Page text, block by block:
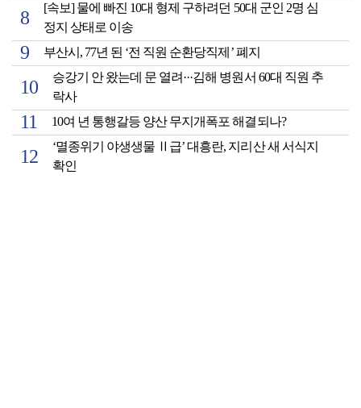
[속보] 물에 빠진 10대 형제 구하려던 50대 군인 2명 심
정지 상태로 이송
부산시, 77년 된 ‘전 직원 순환당직제’ 폐지
승강기 안 왔는데 문 열려···김해 병원서 60대 직원 추
락사
10여 년 통행갈등 양산 무지개폭포 해결되나?
‘멸종위기 야생생물 Ⅱ급’ 대흥란, 지리산 새 서식지
확인